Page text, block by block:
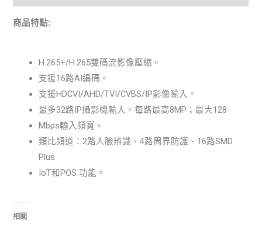
商品特點:
H.265+/H.265雙碼流影像壓縮。
支援16路AI編碼。
支援HDCVI/AHD/TVI/CVBS/IP影像輸入。
最多32路IP攝影機輸入，每路最高8MP；最大128
Mbps輸入頻寬。
類比頻道：2路人臉辨識、4路周界防護、16路SMD
Plus
IoT和POS 功能。
相關